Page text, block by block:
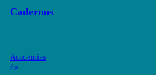
Cadernos
Academias
de